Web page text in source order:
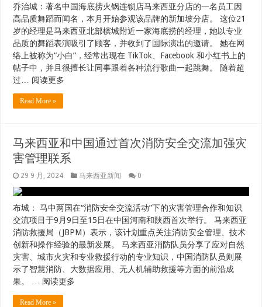
乔治城：著名中国海底捞火锅连锁店马来西亚分店的一名员工因
高品质舞蹈而闻名，本月开始参观该品牌的新加坡分店。 这位21
岁的经理是马来西亚北部槟城附近一家海底捞的经理，她以专业
品质的舞蹈表演吸引了顾客，并收到了国际演出的邀请。 她在网
络上被称为“小白”，经常出现在 TikTok、Facebook 和小红书上的
帖子中，并且很擅长让同事跟着各种流行歌曲一起跳舞。 随着超
过… 阅读更多
Read More »
马来西亚和中国通过首次消防安全交流加强灾
害管理联系
29 9 月, 2024 马来西亚新闻 0
布城： 马中两国在“消防安全交流活动”下的灾害管理合作和知识
交流项目于9月9日至15日在中国河南和陕西首次举行。 马来西亚
消防救援局（JBPM）表示，该计划重点关注消防安全管理、技术
创新和操作经验的最新发展。 马来西亚消防队员分享了应对自然
灾害、城市火灾和专业救援行动的专业知识，中国消防队员则展
示了智慧消防、大数据应用、无人机辅助救援等方面的前沿成
果。 … 阅读更多
Read More »